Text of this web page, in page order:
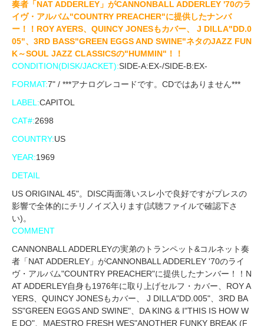
奏者「NAT ADDERLEY」がCANNONBALL ADDERLEY '70のラ
イヴ・アルバム"COUNTRY PREACHER"に提供したナンバ
ー！！ROY AYERS、QUINCY JONESもカバー、 J DILLA"DD.0
05"、3RD BASS"GREEN EGGS AND SWINE"ネタのJAZZ FUN
K～SOUL JAZZ CLASSICSの"HUMMIN"！！
CONDITION(DISK/JACKET):SIDE-A:EX-/SIDE-B:EX-
FORMAT:7" / ***アナログレコードです。CDではありません***
LABEL:CAPITOL
CAT#:2698
COUNTRY:US
YEAR:1969
DETAIL
US ORIGINAL 45"。DISC両面薄いスレ小で良好ですがプレスの
影響で全体的にチリノイズ入ります(試聴ファイルで確認下さ
い)。
COMMENT
CANNONBALL ADDERLEYの実弟のトランペット&コルネット奏
者「NAT ADDERLEY」がCANNONBALL ADDERLEY '70のライ
ヴ・アルバム"COUNTRY PREACHER"に提供したナンバー！！N
AT ADDERLEY自身も1976年に取り上げセルフ・カバー、ROY A
YERS、QUINCY JONESもカバー、 J DILLA"DD.005"、3RD BA
SS"GREEN EGGS AND SWINE"、DA KING & I"THIS IS HOW W
E DO"、MAESTRO FRESH WES"ANOTHER FUNKY BREAK (F